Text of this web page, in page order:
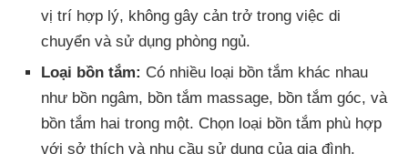
vị trí hợp lý, không gây cản trở trong việc di
chuyển và sử dụng phòng ngủ.
Loại bồn tắm: Có nhiều loại bồn tắm khác nhau
như bồn ngâm, bồn tắm massage, bồn tắm góc, và
bồn tắm hai trong một. Chọn loại bồn tắm phù hợp
với sở thích và nhu cầu sử dụng của gia đình.